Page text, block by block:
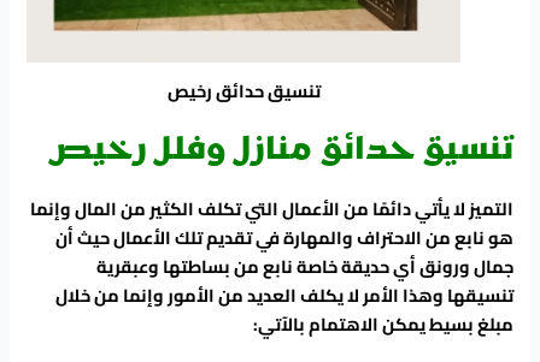
تنسيق حدائق رخيص
تنسيق حدائق منازل وفلل رخيص
التميز لا يأتي دائمًا من الأعمال التي تكلف الكثير من المال وإنما
هو نابع من الاحتراف والمهارة في تقديم تلك الأعمال حيث أن
جمال ورونق أي حديقة خاصة نابع من بساطتها وعبقرية
تنسيقها وهذا الأمر لا يكلف العديد من الأمور وإنما من خلال
مبلغ بسيط يمكن الاهتمام بالآتي: